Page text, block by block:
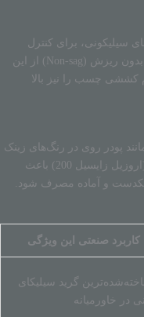
سیلیکونی، برای کنترل
جریان‌پذیری (Flow Control) و تولید چسب‌های بدون ریزش (Non-sag) از این
کششی چسب را نیز بالا
پودر روی در رنگ‌های زینک
ریچ) در ته گالن رنگ کاربرد دارد. XYSIL 200 (اروزیل زایسیل 200) باعث
و آماده مصرف شود.
کاربرد صنعتی این ویژگی
گرید سیلیکای
در خاورمیانه